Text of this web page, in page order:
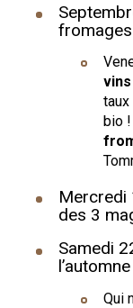
vins
bio !
Mercredi
des 3
Samedi
Qui